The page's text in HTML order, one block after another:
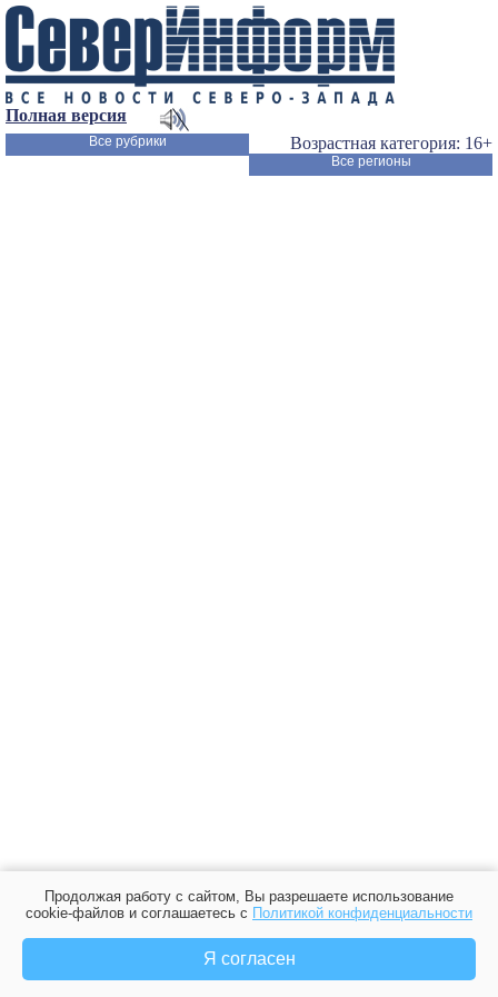
Полная версия
Возрастная категория: 16+
Все рубрики
Все регионы
Продолжая работу с сайтом, Вы разрешаете использование
cookie-файлов и соглашаетесь с Политикой конфиденциальности
Я согласен